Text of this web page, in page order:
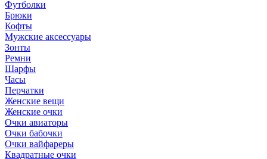
Футболки
Брюки
Кофты
Мужские аксессуары
Зонты
Ремни
Шарфы
Часы
Перчатки
Женские вещи
Женские очки
Очки авиаторы
Очки бабочки
Очки вайфареры
Квадратные очки